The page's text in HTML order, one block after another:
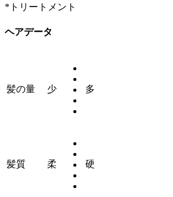
*トリートメント
ヘアデータ
髪の量 少 多
髪質 柔 硬